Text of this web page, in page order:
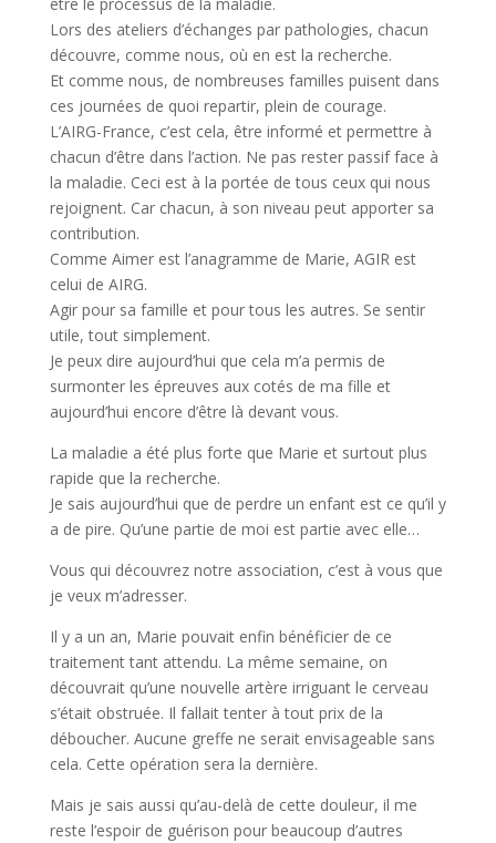
Lors des ateliers d’échanges par pathologies, chacun
découvre, comme nous, où en est la recherche.
Et comme nous, de nombreuses familles puisent dans
ces journées de quoi repartir, plein de courage.
L’AIRG-France, c’est cela, être informé et permettre à
chacun d’être dans l’action. Ne pas rester passif face à
la maladie. Ceci est à la portée de tous ceux qui nous
rejoignent. Car chacun, à son niveau peut apporter sa
contribution.
Comme Aimer est l’anagramme de Marie, AGIR est
celui de AIRG.
Agir pour sa famille et pour tous les autres. Se sentir
utile, tout simplement.
Je peux dire aujourd’hui que cela m’a permis de
surmonter les épreuves aux cotés de ma fille et
aujourd’hui encore d’être là devant vous.
La maladie a été plus forte que Marie et surtout plus
rapide que la recherche.
Je sais aujourd’hui que de perdre un enfant est ce qu’il y
a de pire. Qu’une partie de moi est partie avec elle…
Vous qui découvrez notre association, c’est à vous que
je veux m’adresser.
Il y a un an, Marie pouvait enfin bénéficier de ce
traitement tant attendu. La même semaine, on
découvrait qu’une nouvelle artère irriguant le cerveau
s’était obstruée. Il fallait tenter à tout prix de la
déboucher. Aucune greffe ne serait envisageable sans
cela. Cette opération sera la dernière.
Mais je sais aussi qu’au-delà de cette douleur, il me
reste l’espoir de guérison pour beaucoup d’autres